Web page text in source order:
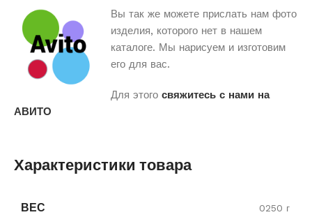
Вы так же можете прислать нам фото
изделия, которого нет в нашем
каталоге. Мы нарисуем и изготовим
его для вас.
Для этого свяжитесь с нами на
АВИТО
Характеристики товара
ВЕС 0250 г